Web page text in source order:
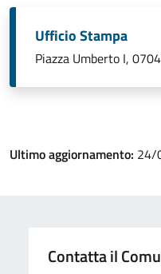
Ufficio Stampa
Piazza Umberto I,
Ultimo aggiornamento: 24/
Contatta il